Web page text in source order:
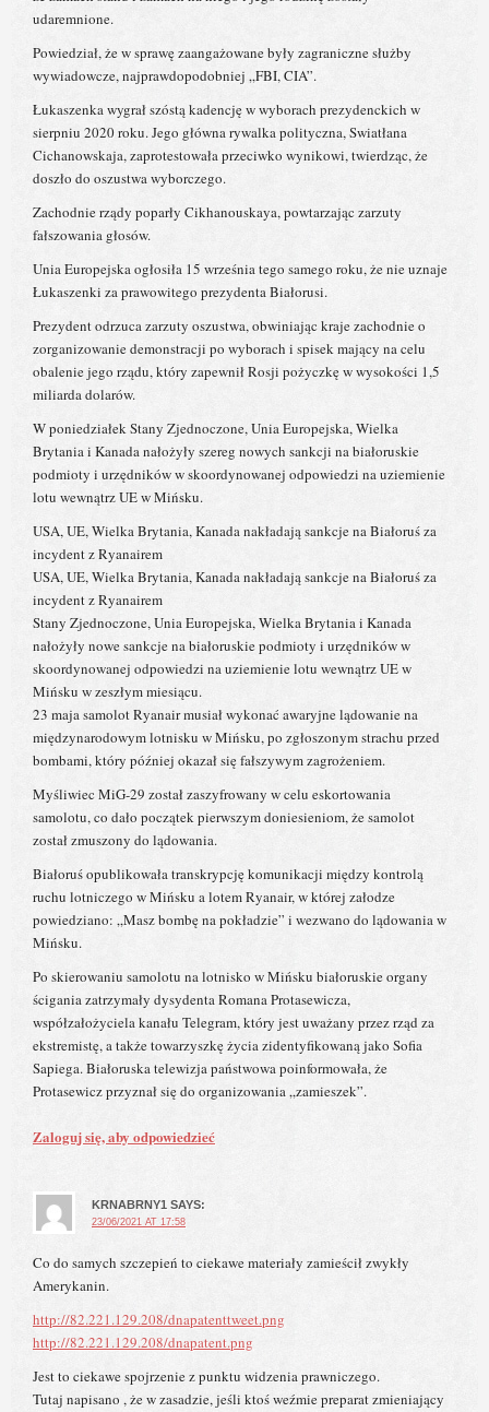
udaremnione.
Powiedział, że w sprawę zaangażowane były zagraniczne służby
wywiadowcze, najprawdopodobniej „FBI, CIA”.
Łukaszenka wygrał szóstą kadencję w wyborach prezydenckich w
sierpniu 2020 roku. Jego główna rywalka polityczna, Swiatłana
Cichanowskaja, zaprotestowała przeciwko wynikowi, twierdząc, że
doszło do oszustwa wyborczego.
Zachodnie rządy poparły Cikhanouskaya, powtarzając zarzuty
fałszowania głosów.
Unia Europejska ogłosiła 15 września tego samego roku, że nie uznaje
Łukaszenki za prawowitego prezydenta Białorusi.
Prezydent odrzuca zarzuty oszustwa, obwiniając kraje zachodnie o
zorganizowanie demonstracji po wyborach i spisek mający na celu
obalenie jego rządu, który zapewnił Rosji pożyczkę w wysokości 1,5
miliarda dolarów.
W poniedziałek Stany Zjednoczone, Unia Europejska, Wielka
Brytania i Kanada nałożyły szereg nowych sankcji na białoruskie
podmioty i urzędników w skoordynowanej odpowiedzi na uziemienie
lotu wewnątrz UE w Mińsku.
USA, UE, Wielka Brytania, Kanada nakładają sankcje na Białoruś za
incydent z Ryanairem
USA, UE, Wielka Brytania, Kanada nakładają sankcje na Białoruś za
incydent z Ryanairem
Stany Zjednoczone, Unia Europejska, Wielka Brytania i Kanada
nałożyły nowe sankcje na białoruskie podmioty i urzędników w
skoordynowanej odpowiedzi na uziemienie lotu wewnątrz UE w
Mińsku w zeszłym miesiącu.
23 maja samolot Ryanair musiał wykonać awaryjne lądowanie na
międzynarodowym lotnisku w Mińsku, po zgłoszonym strachu przed
bombami, który później okazał się fałszywym zagrożeniem.
Myśliwiec MiG-29 został zaszyfrowany w celu eskortowania
samolotu, co dało początek pierwszym doniesieniom, że samolot
został zmuszony do lądowania.
Białoruś opublikowała transkrypcję komunikacji między kontrolą
ruchu lotniczego w Mińsku a lotem Ryanair, w której załodze
powiedziano: „Masz bombę na pokładzie” i wezwano do lądowania w
Mińsku.
Po skierowaniu samolotu na lotnisko w Mińsku białoruskie organy
ścigania zatrzymały dysydenta Romana Protasewicza,
współzałożyciela kanału Telegram, który jest uważany przez rząd za
ekstremistę, a także towarzyszkę życia zidentyfikowaną jako Sofia
Sapiega. Białoruska telewizja państwowa poinformowała, że ​​
Protasewicz przyznał się do organizowania „zamieszek”.
Zaloguj się, aby odpowiedzieć
KRNABRNY1 SAYS:
23/06/2021 AT 17:58
Co do samych szczepień to ciekawe materiały zamieścił zwykły
Amerykanin.
http://82.221.129.208/dnapatenttweet.png
http://82.221.129.208/dnapatent.png
Jest to ciekawe spojrzenie z punktu widzenia prawniczego.
Tutaj napisano , że w zasadzie, jeśli ktoś weźmie preparat zmieniający